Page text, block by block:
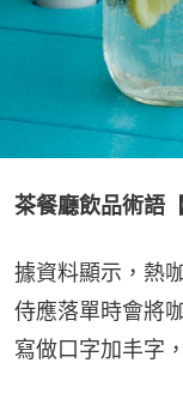
茶餐廳飲品術語
據資料顯示，熱
侍應落單時會將
寫做口字加丰字